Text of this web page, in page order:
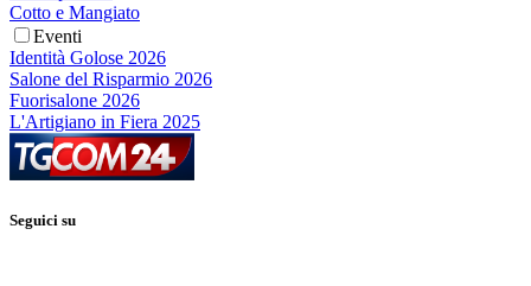
Cotto e Mangiato
Eventi
Identità Golose 2026
Salone del Risparmio 2026
Fuorisalone 2026
L'Artigiano in Fiera 2025
Seguici su